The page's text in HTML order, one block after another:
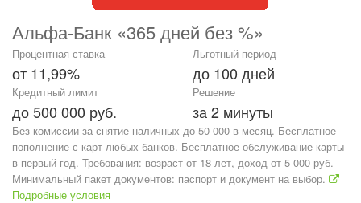
Альфа-Банк «365 дней без %»
Процентная ставка
от 11,99%
Льготный период
до 100 дней
Кредитный лимит
до 500 000 руб.
Решение
за 2 минуты
Без комиссии за снятие наличных до 50 000 в месяц. Бесплатное
пополнение с карт любых банков. Бесплатное обслуживание карты
в первый год. Требования: возраст от 18 лет, доход от 5 000 руб.
Минимальный пакет документов: паспорт и документ на выбор.
Подробные условия